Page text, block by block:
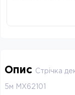
Опис Стрічка
5м MX62101